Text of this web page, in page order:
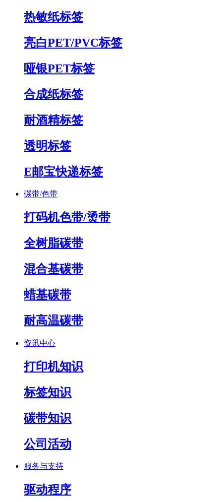
热敏纸标签
亮白PET/PVC标签
哑银PET标签
合成纸标签
耐酒精标签
透明标签
E邮宝快递标签
碳带/色带
打码机色带/烫带
全树脂碳带
混合基碳带
蜡基碳带
耐高温碳带
资讯中心
打印机知识
标签知识
碳带知识
公司活动
服务与支持
驱动程序